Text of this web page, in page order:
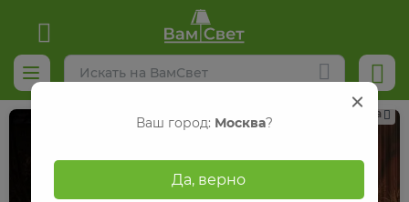
Реклама
Ваш город: Москва?
Да, верно